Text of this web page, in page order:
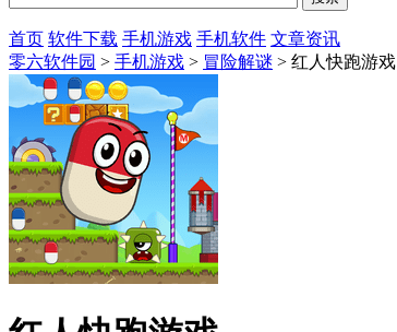
首页 软件下载 手机游戏 手机软件 文章资讯
零六软件园 > 手机游戏 > 冒险解谜 > 红人快跑游戏